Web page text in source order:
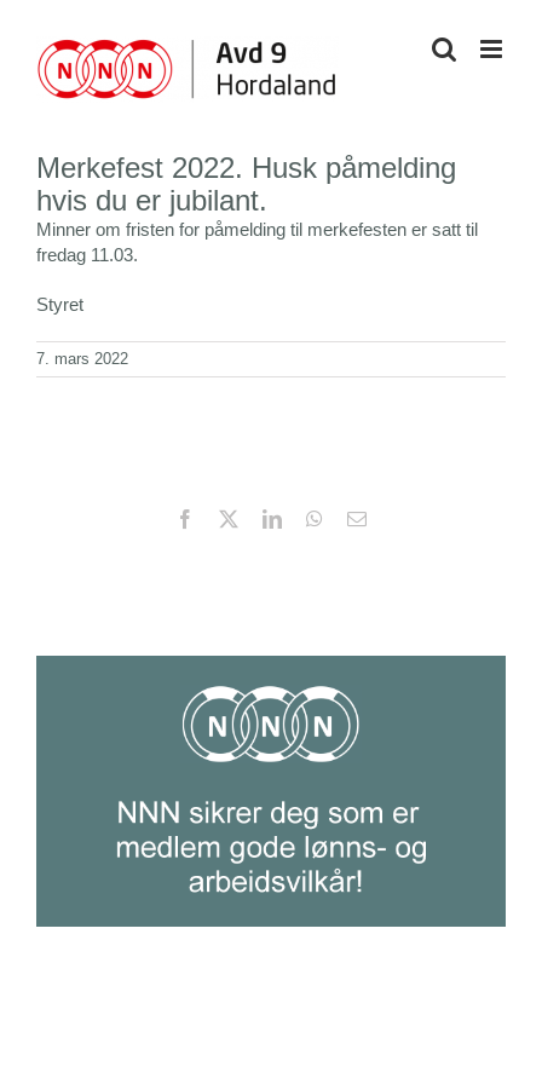
content
Merkefest 2022. Husk påmelding
hvis du er jubilant.
Minner om fristen for påmelding til merkefesten er satt til
fredag 11.03.
Styret
7. mars 2022
Facebook LinkedInWhatsApp
Email